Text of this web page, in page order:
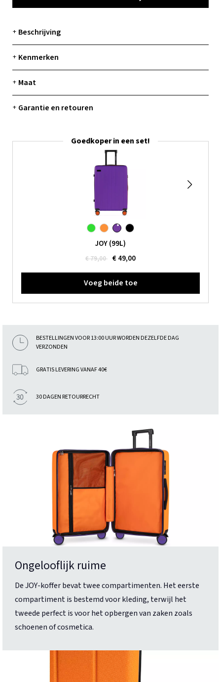
+ Beschrijving
+ Kenmerken
+ Maat
+ Garantie en retouren
Goedkoper in een set!
JOY (99L)
€ 79,00 € 49,00
Voeg beide toe
BESTELLINGEN VOOR 13:00 UUR WORDEN DEZELFDE DAG
VERZONDEN
GRATIS LEVERING VANAF 40€
30 DAGEN RETOURRECHT
Ongelooflijk ruime
De JOY-koffer bevat twee compartimenten. Het eerste
compartiment is bestemd voor kleding, terwijl het
tweede perfect is voor het opbergen van zaken zoals
schoenen of cosmetica.